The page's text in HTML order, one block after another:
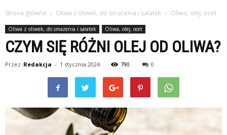
Strona główna Oliwa z oliwek, do smażenia i sałatek Oliwa, olej, ocet
Oliwa z oliwek, do smażenia i sałatek Oliwa, olej, ocet
CZYM SIĘ RÓŻNI OLEJ OD OLIWA?
Przez Redakcja - 1 stycznia 2024 790 0